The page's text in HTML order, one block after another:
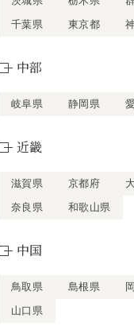
千葉県
東京都
中部
岐阜県 静岡県
近畿
滋賀県 京都府
奈良県
和歌山県
中国
鳥取県 島根県
山口県